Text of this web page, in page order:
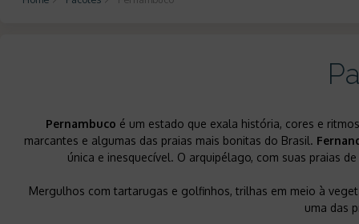
Pernambuco é um estado que exala história, cores e
marcantes e algumas das praias mais bonitas do Brasil.
única e inesquecível. O arquipélago, com suas praias
Mergulhos com tartarugas e golfinhos, trilhas em meio à
uma das